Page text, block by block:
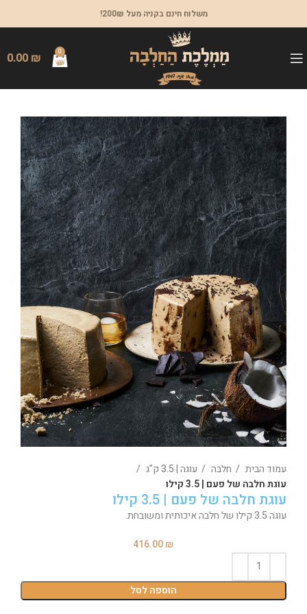
משלוח חינם בקניה מעל 200₪!
0
0.00 ₪
עמוד הבית חלבה
עוגה | 3.5 ק"ג
עוגת חלבה של פעם | 3.5 קילו
עוגת חלבה של פעם | 3.5 קילו
עוגה 3.5 קילו של חלבה איכותית ומשובחת.
416.00₪
הוספה לסל